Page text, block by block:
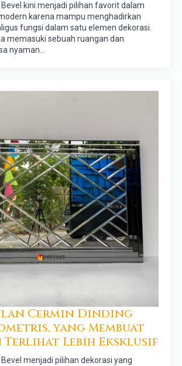
kini menjadi pilihan favorit dalam
karena mampu menghadirkan
fungsi dalam satu elemen dekorasi.
memasuki sebuah ruangan dan
nyaman…
Cermin Dinding
yang Membuat
Terlihat Lebih Eksklusif
menjadi pilihan dekorasi yang